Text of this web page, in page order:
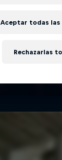
Rechazarlas
Aceptar todas las